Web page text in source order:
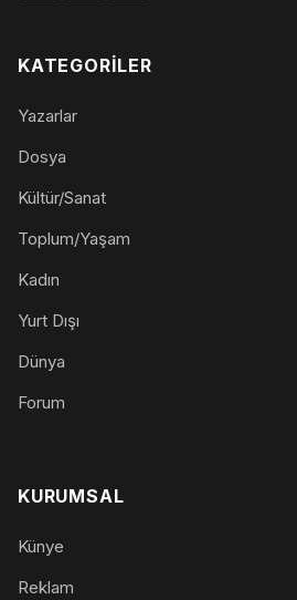
KATEGORILER
Yazarlar
Dosya
Kültür/Sanat
Toplum/Yaşam
Kadın
Yurt Dışı
Dünya
Forum
KURUMSAL
Künye
Reklam